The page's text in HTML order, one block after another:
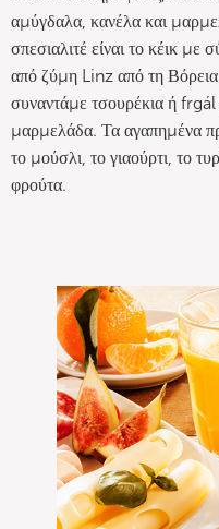
αμύγδαλα, κανέλα και
σπεσιαλιτέ είναι το κέικ
από ζύμη Linz από τη
συναντάμε τσουρέκια ή
μαρμελάδα. Τα αγαπημένα
το μούσλι, το γιαούρτι, το
φρούτα.